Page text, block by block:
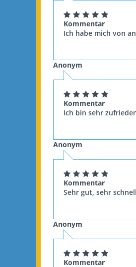
Kommentar
Ich habe mich von
Anonym
Kommentar
Ich bin sehr
Anonym
Kommentar
Sehr gut, sehr
Anonym
Kommentar